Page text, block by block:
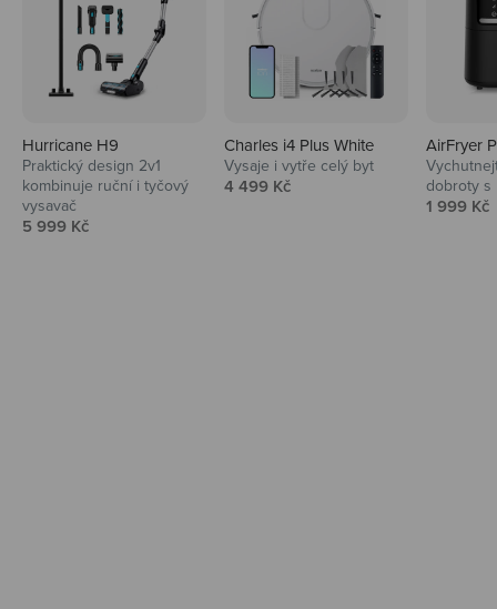
Hurricane H9
Praktický design 2v1
kombinuje ruční i tyčový
vysavač
Prodejní cena
5 999 Kč
Charles i4 Plus White
Vysaje i vytře celý byt
Prodejní cena
4 499 Kč
AirFryer
dobroty s
Prodejní
1 999 Kč
Audio
Niceboy sluchátka a repráky ti padnou
do noty.